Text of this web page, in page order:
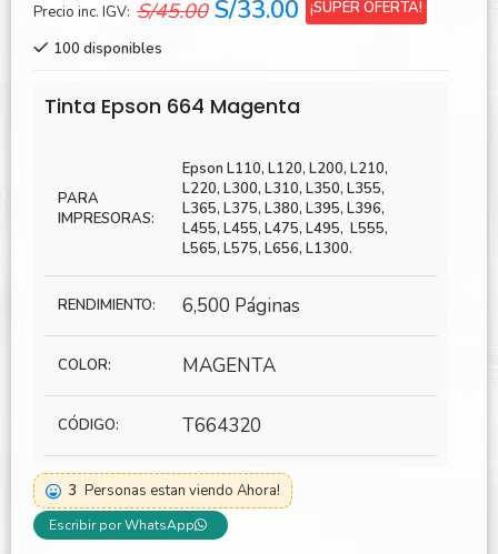
Precio inc. IGV: S/45.00 El
era:
S/45.00.
S/33.00 El
es:
S/33.00.
¡SUPER OFERTA!
100 disponibles
Tinta Epson 664 Magenta
PARA
IMPRESORAS:
Epson L110, L120, L200, L210,
L220, L300, L310, L350, L355,
L365, L375, L380, L395, L396,
L455, L455, L475, L495, L555,
L565, L575, L656, L1300.
RENDIMIENTO: 6,500 Páginas
COLOR: MAGENTA
CÓDIGO: T664320
3 Personas estan viendo Ahora!
Escribir por WhatsApp